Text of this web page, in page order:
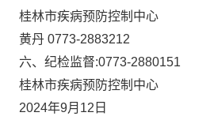
桂林市疾病预防控制中心
黄丹 0773-2883212
六、纪检监督:0773-2880151
桂林市疾病预防控制中心
2024年9月12日